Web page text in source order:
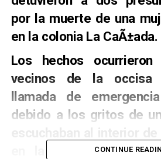
por la muerte de una
en la colonia La CaÃ±ada.
Los hechos
vecinos de la occisa
llamada de
debido a los gritos de
en la calle Marfa
CONTINUE